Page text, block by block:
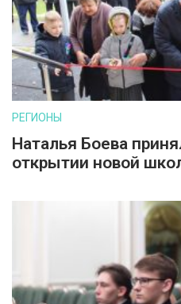
РЕГИОНЫ
Наталья Боева
открытии новой